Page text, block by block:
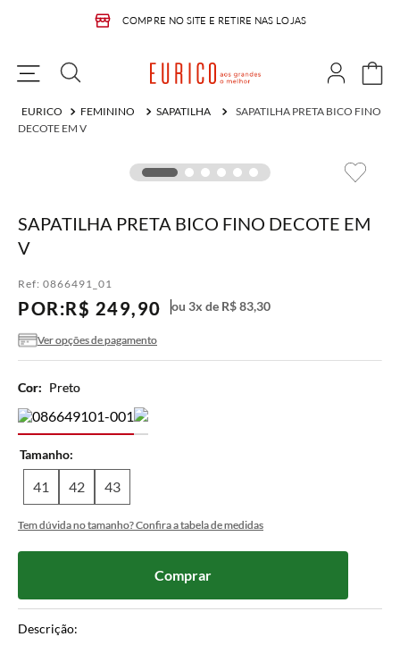
COMPRE NO SITE E RETIRE NAS LOJAS
FEMININO SAPATILHA
SAPATILHA PRETA BICO FINO
DECOTE EM V
SAPATILHA PRETA BICO FINO DECOTE EM
V
Ref: 0866491_01
POR:R$ 249,90 ou 3x de R$ 83,30
Ver opções de pagamento
Cor: Preto
Tamanho
41 42 43
Tem dúvida no tamanho? Confira a tabela de medidas
Comprar
Descrição: